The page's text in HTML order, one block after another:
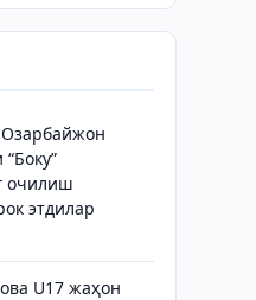
очилиш
этдилар
U17 жаҳон